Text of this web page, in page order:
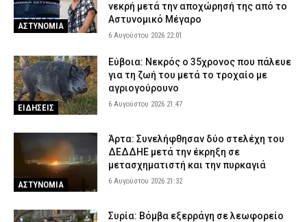
ΑΣΤΥΝΟΜΙΑ
νεκρή μετά την αποχώρησή της από το
Αστυνομικό Μέγαρο
6 Αυγούστου 2026 22:01
ΕΙΔΗΣΕΙΣ
Εύβοια: Νεκρός ο 35χρονος που πάλευε
για τη ζωή του μετά το τροχαίο με
αγριογούρουνο
6 Αυγούστου 2026 21:47
ΑΣΤΥΝΟΜΙΑ
Άρτα: Συνελήφθησαν δύο στελέχη του
ΔΕΔΔΗΕ μετά την έκρηξη σε
μετασχηματιστή και την πυρκαγιά
6 Αυγούστου 2026 21:32
Συρία: Βόμβα εξερράγη σε λεωφορείο